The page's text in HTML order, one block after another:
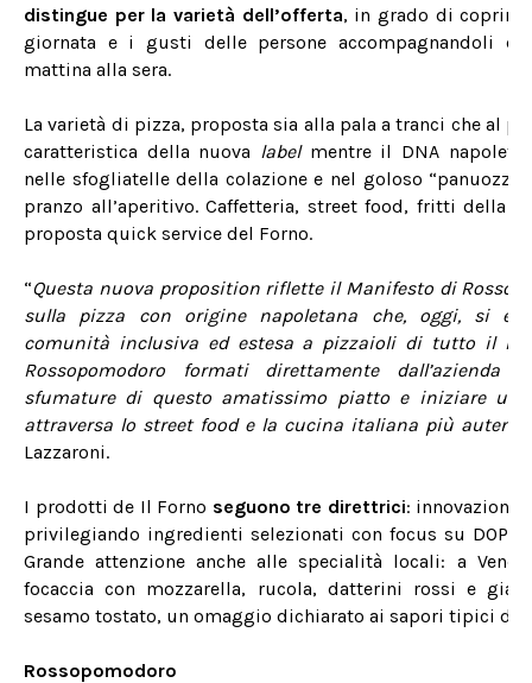
distingue per la varietà dell’offerta, in grado di coprire
giornata e i gusti delle persone accompagnandoli
mattina alla sera.
La varietà di pizza, proposta sia alla pala a tranci che al
caratteristica della nuova label mentre il DNA
nelle sfogliatelle della colazione e nel goloso
pranzo all’aperitivo. Caffetteria, street food, fritti della
proposta quick service del Forno.
“Questa nuova proposition riflette il Manifesto di
sulla pizza con origine napoletana che, oggi, si
comunità inclusiva ed estesa a pizzaioli di tutto il
Rossopomodoro formati direttamente dall’azienda
sfumature di questo amatissimo piatto e iniziare un
attraversa lo street food e la cucina italiana più
Lazzaroni.
I prodotti de Il Forno seguono tre direttrici:
privilegiando ingredienti selezionati con focus su DOP,
Grande attenzione anche alle specialità locali: a
focaccia con mozzarella, rucola, datterini rossi e
sesamo tostato, un omaggio dichiarato ai sapori tipici
Rossopomodoro